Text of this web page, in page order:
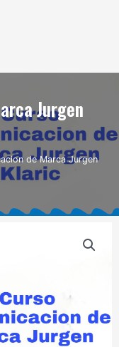
Jurgen
de Marca Jurgen